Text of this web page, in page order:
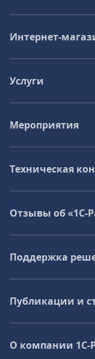
Интернет-
Услуги
Мероприятия
Техническая
Отзывы об «1С-
Поддержка
Публикации и
О компании 1C-